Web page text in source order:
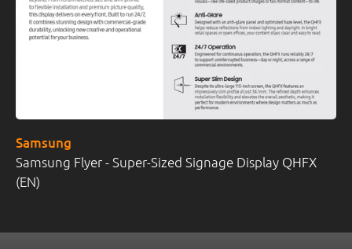
Samsung Flyer - Super-Sized Signage Display QHFX
(EN)
Samsung